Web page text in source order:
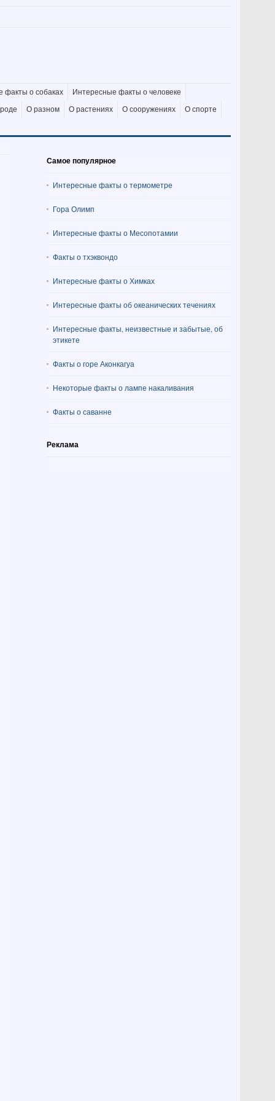
факты о собаках
Интересные факты о человеке
О разном О растениях О сооружениях О спорте
Самое популярное
Интересные факты о термометре
Гора Олимп
Интересные факты о Месопотамии
Факты о тхэквондо
Интересные факты о Химках
Интересные факты об океанических течениях
Интересные факты, неизвестные и забытые, об
этикете
Факты о горе Аконкагуа
Некоторые факты о лампе накаливания
Факты о саванне
Реклама